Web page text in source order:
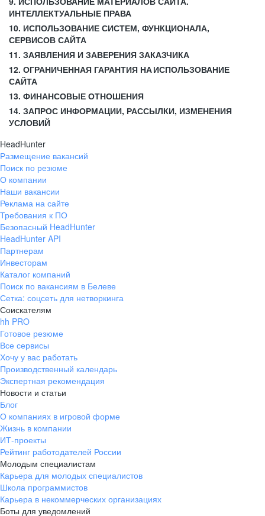
ИНТЕЛЛЕКТУАЛЬНЫЕ ПРАВА
10. ИСПОЛЬЗОВАНИЕ СИСТЕМ, ФУНКЦИОНАЛА,
СЕРВИСОВ САЙТА
11. ЗАЯВЛЕНИЯ И ЗАВЕРЕНИЯ ЗАКАЗЧИКА
12. ОГРАНИЧЕННАЯ ГАРАНТИЯ НА ИСПОЛЬЗОВАНИЕ
САЙТА
13. ФИНАНСОВЫЕ ОТНОШЕНИЯ
14. ЗАПРОС ИНФОРМАЦИИ, РАССЫЛКИ, ИЗМЕНЕНИЯ
УСЛОВИЙ
HeadHunter
Размещение вакансий
Поиск по резюме
О компании
Наши вакансии
Реклама на сайте
Требования к ПО
Безопасный HeadHunter
HeadHunter API
Партнерам
Инвесторам
Каталог компаний
Поиск по вакансиям в Белеве
Сетка: соцсеть для нетворкинга
Соискателям
hh PRO
Готовое резюме
Все сервисы
Хочу у вас работать
Производственный календарь
Экспертная рекомендация
Новости и статьи
Блог
О компаниях в игровой форме
Жизнь в компании
ИТ-проекты
Рейтинг работодателей России
Молодым специалистам
Карьера для молодых специалистов
Школа программистов
Карьера в некоммерческих организациях
Боты для уведомлений